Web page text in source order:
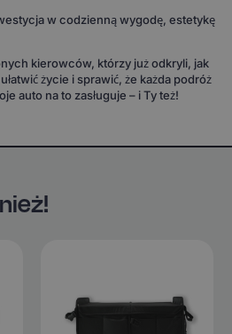
w codzienną wygodę, estetykę
kierowców, którzy już odkryli, jak
życie i sprawić, że każda podróż
auto na to zasługuje – i Ty też!